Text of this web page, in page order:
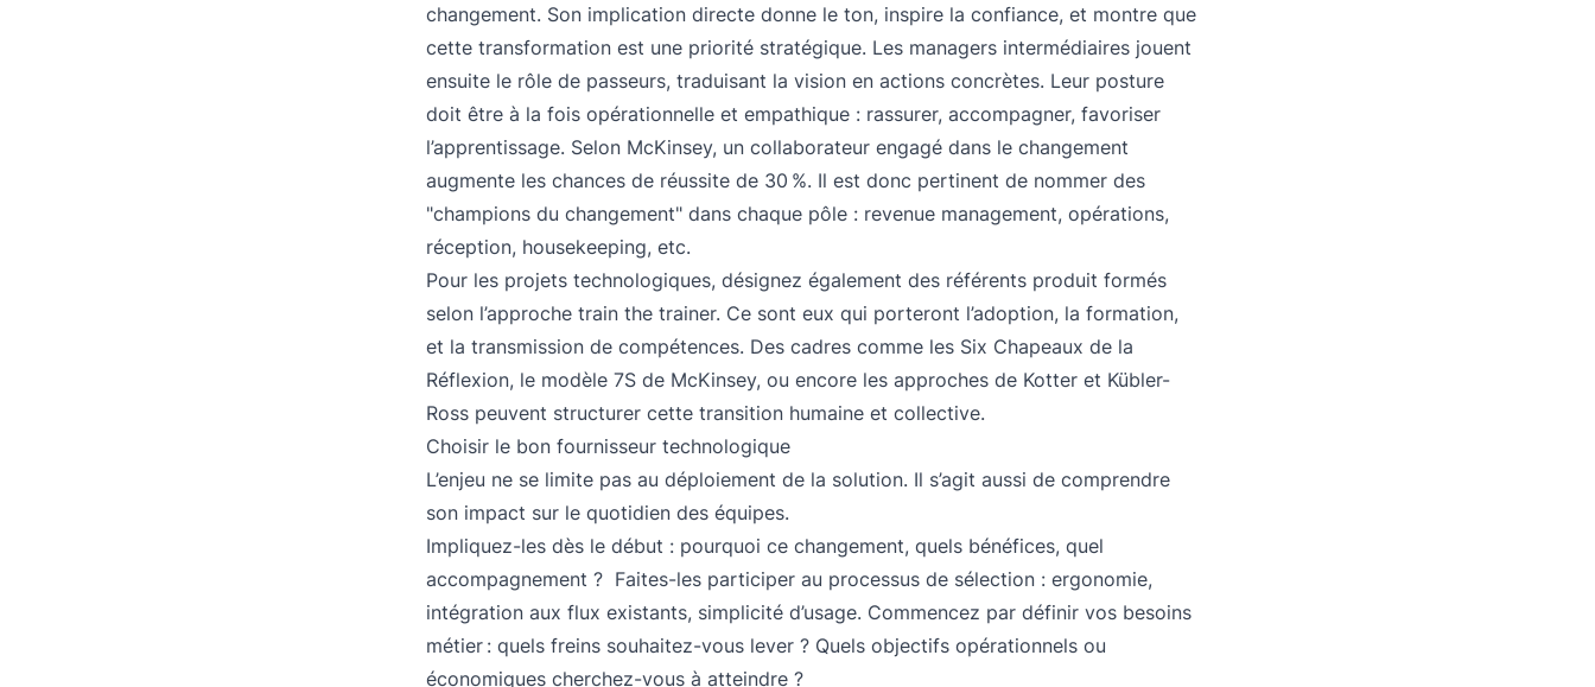
changement. Son implication directe donne le ton, inspire la confiance, et montre que
cette transformation est une priorité stratégique. Les managers intermédiaires jouent
ensuite le rôle de passeurs, traduisant la vision en actions concrètes. Leur posture
doit être à la fois opérationnelle et empathique : rassurer, accompagner, favoriser
l’apprentissage. Selon McKinsey, un collaborateur engagé dans le changement
augmente les chances de réussite de 30 %. Il est donc pertinent de nommer des
"champions du changement" dans chaque pôle : revenue management, opérations,
réception, housekeeping, etc.
Pour les projets technologiques, désignez également des référents produit formés
selon l’approche train the trainer. Ce sont eux qui porteront l’adoption, la formation,
et la transmission de compétences. Des cadres comme les Six Chapeaux de la
Réflexion, le modèle 7S de McKinsey, ou encore les approches de Kotter et Kübler-
Ross peuvent structurer cette transition humaine et collective.
Choisir le bon fournisseur technologique
L’enjeu ne se limite pas au déploiement de la solution. Il s’agit aussi de comprendre
son impact sur le quotidien des équipes.
Impliquez-les dès le début : pourquoi ce changement, quels bénéfices, quel
accompagnement ? Faites-les participer au processus de sélection : ergonomie,
intégration aux flux existants, simplicité d’usage. Commencez par définir vos besoins
métier : quels freins souhaitez-vous lever ? Quels objectifs opérationnels ou
économiques cherchez-vous à atteindre ?